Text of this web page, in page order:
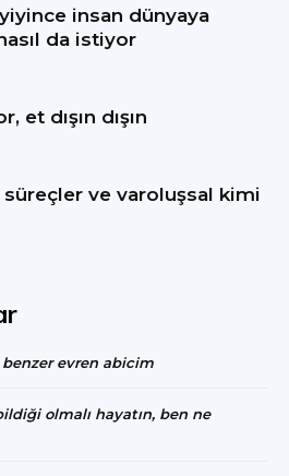
insan dünyaya
da istiyor
et dışın dışın
ve varoluşsal kimi
evren abicim
olmalı hayatın, ben ne